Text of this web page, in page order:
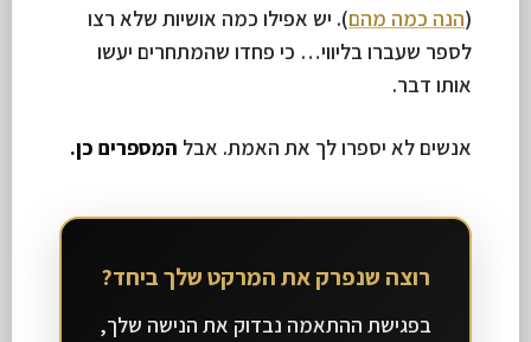
(הנה כמה מהם). יש אפילו כמה אושיות שלא רצו
לספר שעברו בליווי… כי פחדו שהמתחרים יעשו
אותו דבר.
אנשים לא יספרו לך את האמת. אבל המספרים כן.
רוצה שנפרק את המרקט שלך ביחד?
בפגישת ההתאמה נבדוק את הנישה שלך,